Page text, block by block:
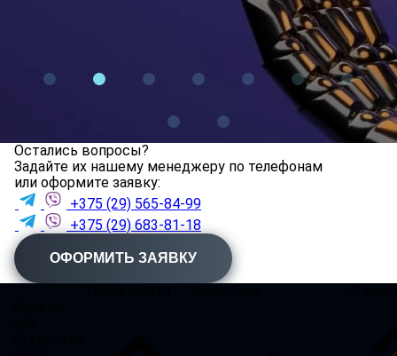
Остались вопросы?
Задайте их нашему менеджеру по телефонам
или оформите заявку:
+375 (29) 565-84-99
+375 (29) 683-81-18
ОФОРМИТЬ ЗАЯВКУ